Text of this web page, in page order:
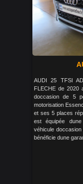
AUDI 25 TFSI
FLECHE de 2020
doccasion de 5
motorisation
et ses 5 places
est équipée
véhicule
bénéficie dune